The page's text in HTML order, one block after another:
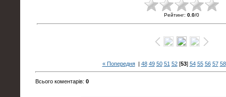
Рейтинг: 0.0/0
« Попередня| 48 49 50 51 52[53] 54 55 56 57 58
Всього коментарів: 0